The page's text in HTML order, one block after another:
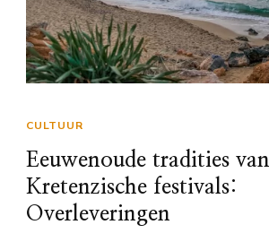
CULTUUR
Eeuwenoude tradities van
Kretenzische festivals:
Overleveringen